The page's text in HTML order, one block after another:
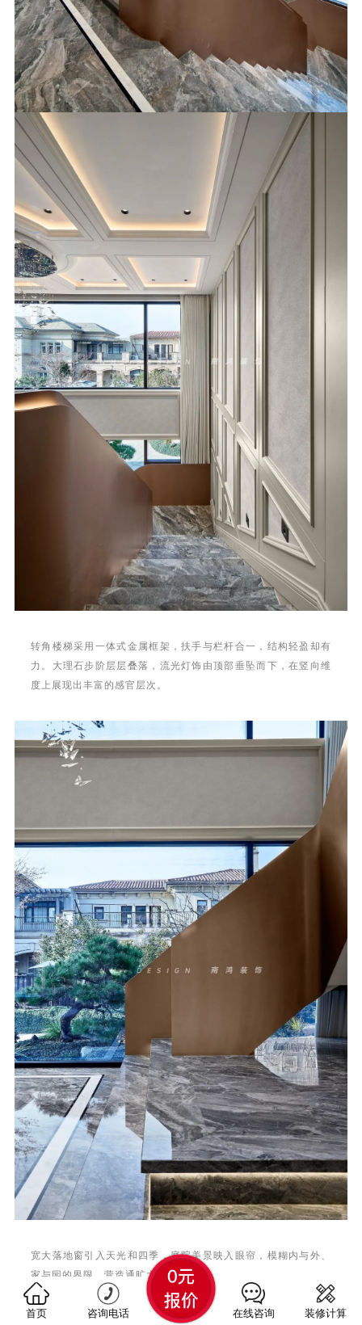
转角楼梯采用一体式金属框架，扶手与栏杆合一，结构轻盈却有
力。大理石步阶层层叠落，流光灯饰由顶部垂坠而下，在竖向维
度上展现出丰富的感官层次。
宽大落地窗引入天光和四季，庭院美景映入眼帘，模糊内与外、
家与园的界限，营造通旷大宅意境。
首页 咨询电话 在线咨询 装修计算